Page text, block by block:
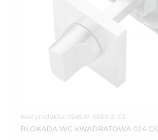
Kod produktu: 024SW-0050-Z-CS
BLOKADA WC KWADRATOWA 024 CS